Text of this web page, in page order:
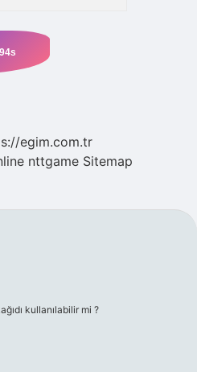
egim.com.tr
nttgame Sitemap
kullanılabilir mi ?